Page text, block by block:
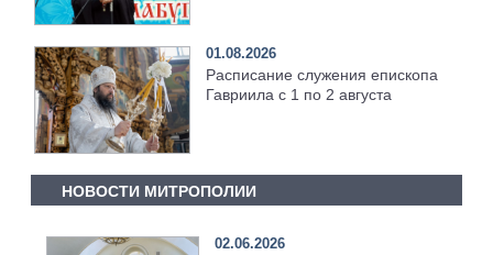
01.08.2026
Расписание служения епископа
Гавриила с 1 по 2 августа
НОВОСТИ МИТРОПОЛИИ
02.06.2026